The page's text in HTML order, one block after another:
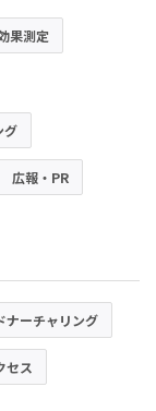
果測定
グ
広報・PR
ナーチャリング
セス